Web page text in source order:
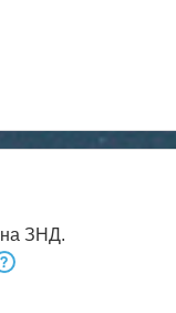
на ЗНД.